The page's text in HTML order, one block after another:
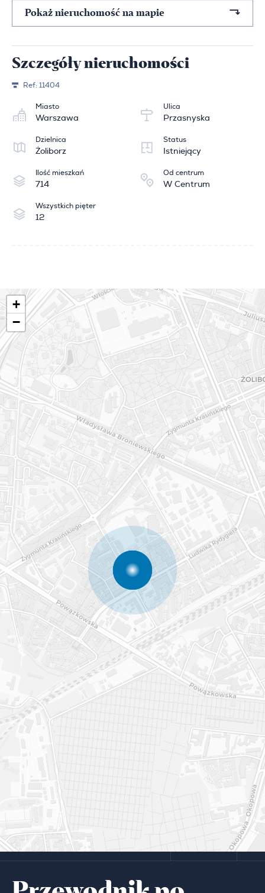
Pokaż nieruchomość na mapie
Szczegóły nieruchomości
Ref: 11404
Miasto
Warszawa
Ulica
Przasnyska
Dzielnica
Żoliborz
Status
Istniejący
Ilość mieszkań
714
Od centrum
W Centrum
Wszystkich pięter
12
+
−